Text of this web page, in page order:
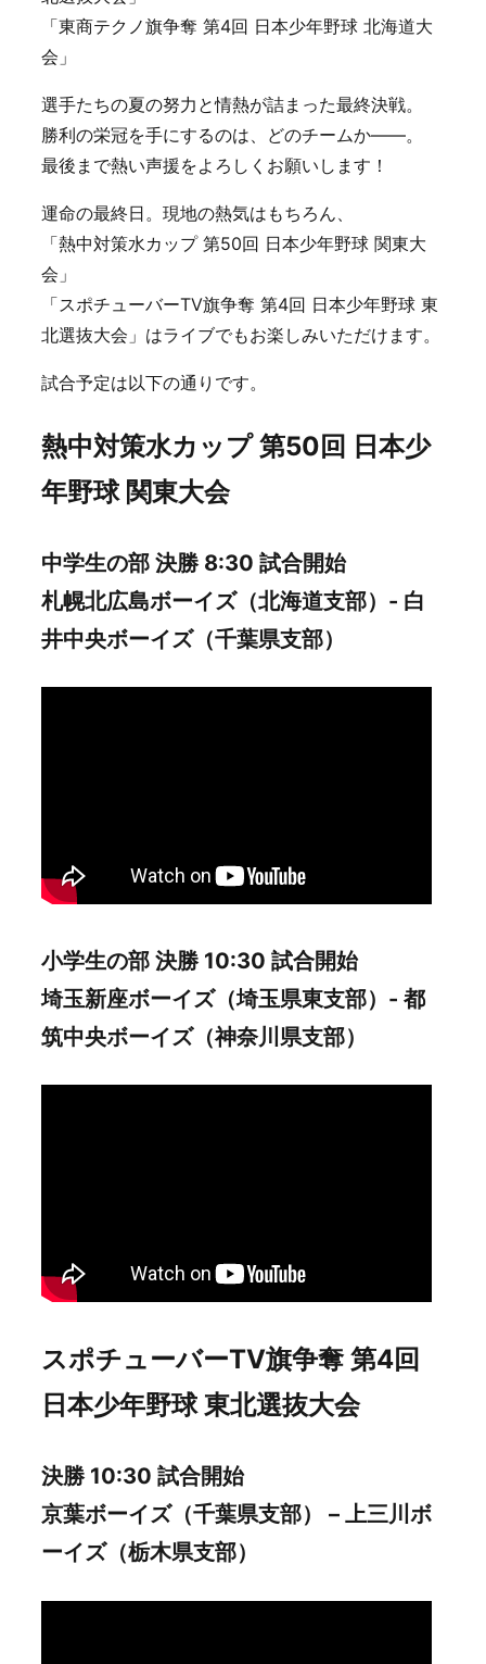
「東商テクノ旗争奪 第4回 日本少年野球 北海道大
会」
選手たちの夏の努力と情熱が詰まった最終決戦。
勝利の栄冠を手にするのは、どのチームか——。
最後まで熱い声援をよろしくお願いします！
運命の最終日。現地の熱気はもちろん、
「熱中対策水カップ 第50回 日本少年野球 関東大
会」
「スポチューバーTV旗争奪 第4回 日本少年野球 東
北選抜大会」はライブでもお楽しみいただけます。
試合予定は以下の通りです。
熱中対策水カップ 第50回 日本少
年野球 関東大会
中学生の部 決勝 8:30 試合開始
札幌北広島ボーイズ（北海道支部）- 白
井中央ボーイズ（千葉県支部）
小学生の部 決勝 10:30 試合開始
埼玉新座ボーイズ（埼玉県東支部）- 都
筑中央ボーイズ（神奈川県支部）
スポチューバーTV旗争奪 第4回
日本少年野球 東北選抜大会
決勝 10:30 試合開始
京葉ボーイズ（千葉県支部） – 上三川ボ
ーイズ（栃木県支部）